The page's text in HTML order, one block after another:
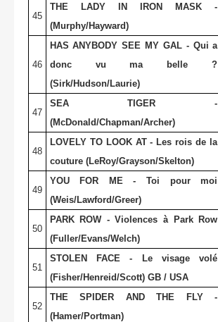
45
THE LADY IN IRON MASK -
(Murphy/Hayward)
46
HAS ANYBODY SEE MY GAL - Qui a
donc vu ma belle ?
(Sirk/Hudson/Laurie)
47
SEA TIGER -
(McDonald/Chapman/Archer)
48
LOVELY TO LOOK AT - Les rois de la
couture (LeRoy/Grayson/Skelton)
49
YOU FOR ME - Toi pour moi
(Weis/Lawford/Greer)
50
PARK ROW - Violences à Park Row
(Fuller/Evans/Welch)
51
STOLEN FACE - Le visage volé
(Fisher/Henreid/Scott) GB / USA
52
THE SPIDER AND THE FLY -
(Hamer/Portman)